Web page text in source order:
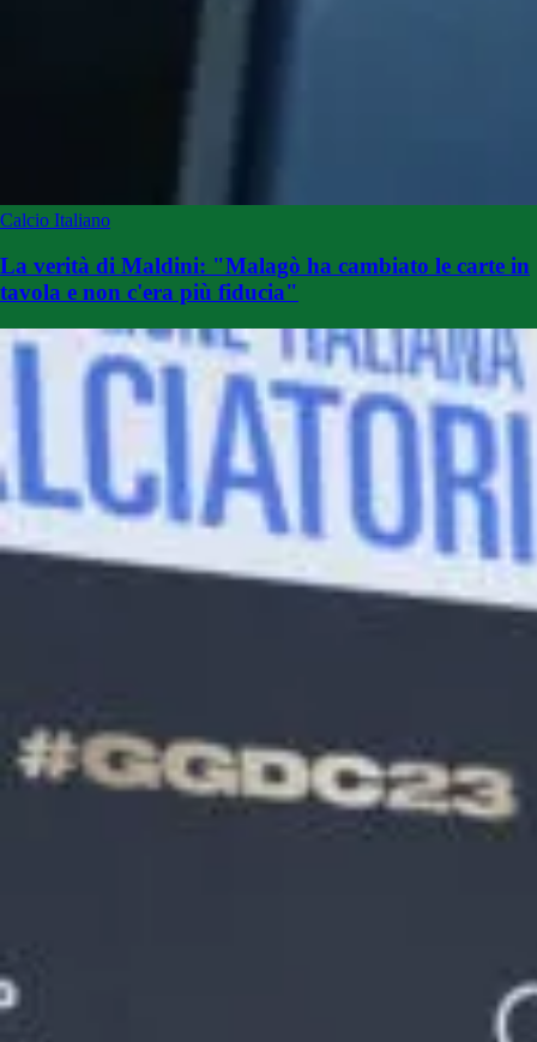
Calcio Italiano
La verità di Maldini: "Malagò ha cambiato le carte in
tavola e non c'era più fiducia"